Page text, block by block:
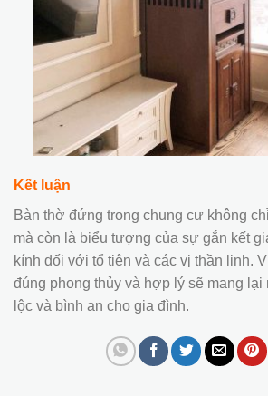
Kết luận
Bàn thờ đứng trong chung cư không
mà còn là biểu tượng của sự gắn kết
kính đối với tổ tiên và các vị thần linh.
đúng phong thủy và hợp lý sẽ mang lại
lộc và bình an cho gia đình.